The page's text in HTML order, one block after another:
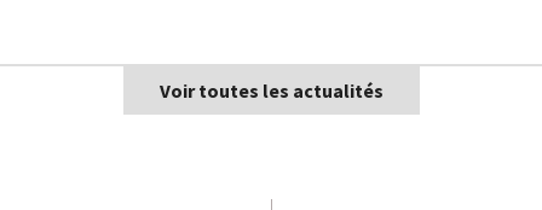
Voir toutes les actualités